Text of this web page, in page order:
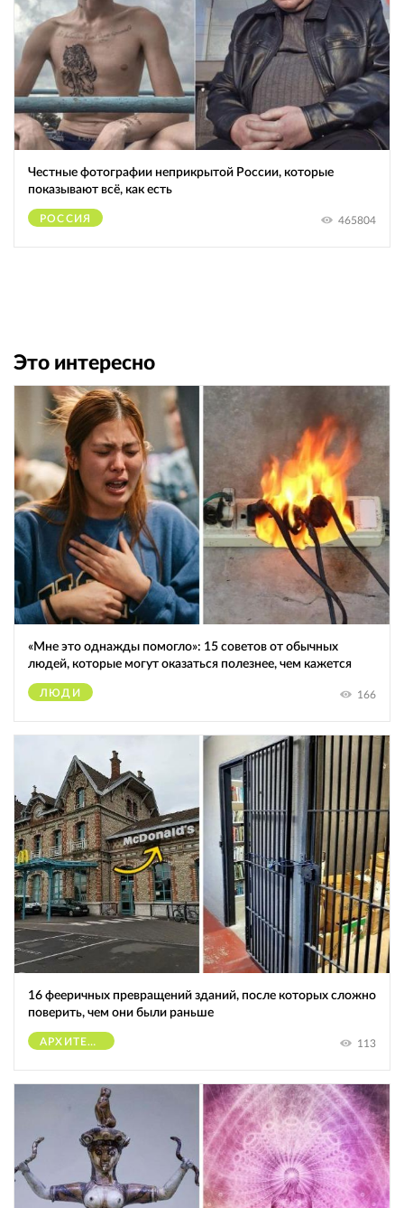
Честные фотографии неприкрытой России, которые
показывают всё, как есть
РОССИЯ 465804
Это интересно
«Мне это однажды помогло»: 15 советов от обычных
людей, которые могут оказаться полезнее, чем кажется
ЛЮДИ 166
16 фееричных превращений зданий, после которых сложно
поверить, чем они были раньше
АРХИТЕКТУРА 113